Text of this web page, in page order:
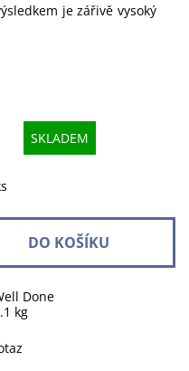
je zářivě vysoký
SKLADEM
Done
kg